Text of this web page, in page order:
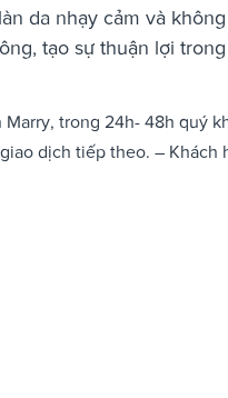
da nhạy cảm và
tạo sự thuận lợi
Marry, trong 24h- 48h quý
dịch tiếp theo. – Khách